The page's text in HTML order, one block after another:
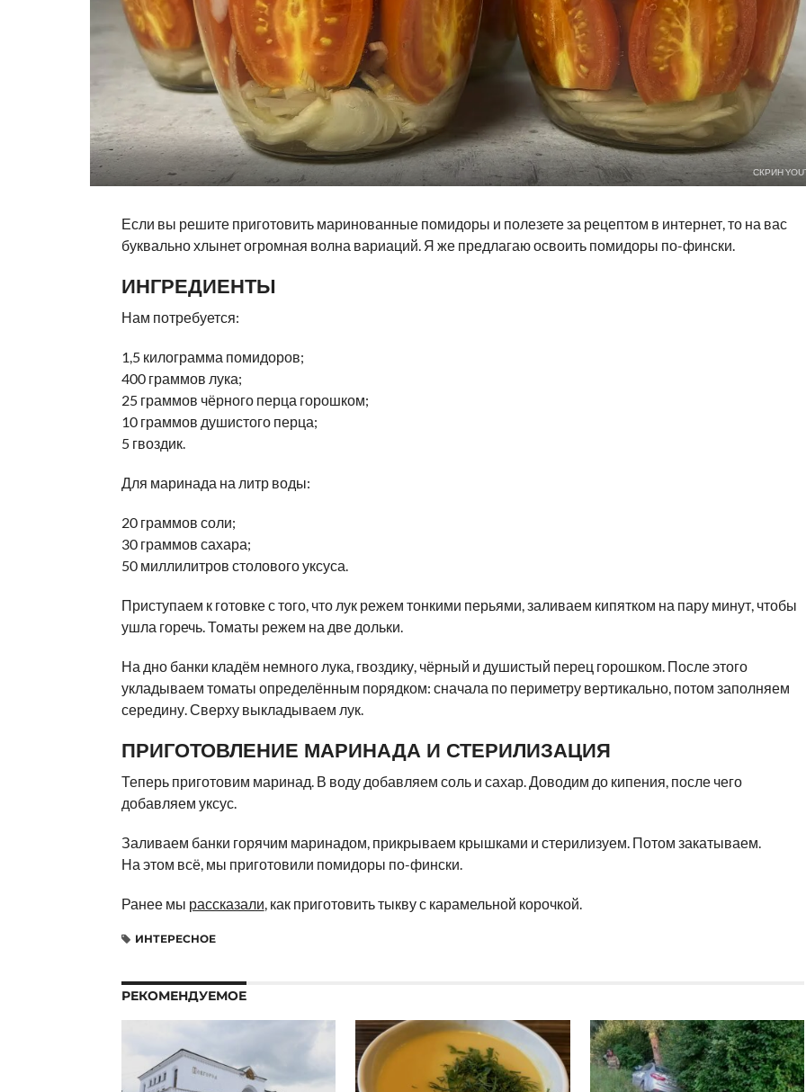
СКРИН
Если вы решите приготовить маринованные помидоры и полезете за рецептом в интернет, то на вас
буквально хлынет огромная волна вариаций. Я же предлагаю освоить помидоры по-фински.
ИНГРЕДИЕНТЫ
Нам потребуется:
1,5 килограмма помидоров;
400 граммов лука;
25 граммов чёрного перца горошком;
10 граммов душистого перца;
5 гвоздик.
Для маринада на литр воды:
20 граммов соли;
30 граммов сахара;
50 миллилитров столового уксуса.
Приступаем к готовке с того, что лук режем тонкими перьями, заливаем кипятком на пару минут, чтобы
ушла горечь. Томаты режем на две дольки.
На дно банки кладём немного лука, гвоздику, чёрный и душистый перец горошком. После этого
укладываем томаты определённым порядком: сначала по периметру вертикально, потом заполняем
середину. Сверху выкладываем лук.
ПРИГОТОВЛЕНИЕ МАРИНАДА И СТЕРИЛИЗАЦИЯ
Теперь приготовим маринад. В воду добавляем соль и сахар. Доводим до кипения, после чего
добавляем уксус.
Заливаем банки горячим маринадом, прикрываем крышками и стерилизуем. Потом закатываем.
На этом всё, мы приготовили помидоры по-фински.
Ранее мы рассказали , как приготовить тыкву с карамельной корочкой.
ИНТЕРЕСНОЕ
РЕКОМЕНДУЕМОЕ